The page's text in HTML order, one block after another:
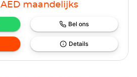
AED maandelijks
Bel ons
Details